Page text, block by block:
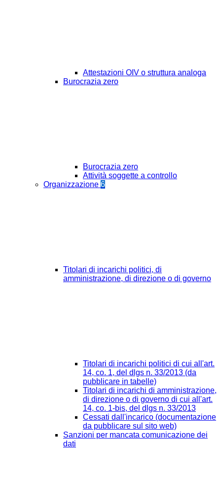
Attestazioni OIV o struttura analoga
Burocrazia zero
Burocrazia zero
Attività soggette a controllo
Organizzazione 6
Titolari di incarichi politici, di
amministrazione, di direzione o di governo
Titolari di incarichi politici di cui all'art.
14, co. 1, del dlgs n. 33/2013 (da
pubblicare in tabelle)
Titolari di incarichi di amministrazione,
di direzione o di governo di cui all'art.
14, co. 1-bis, del dlgs n. 33/2013
Cessati dall'incarico (documentazione
da pubblicare sul sito web)
Sanzioni per mancata comunicazione dei
dati